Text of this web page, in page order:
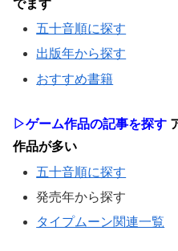
でます
五十音順に探す
出版年から探す
おすすめ書籍
▷ゲーム作品の記事を探す
作品が多い
五十音順に探す
発売年から探す
タイプムーン関連一覧